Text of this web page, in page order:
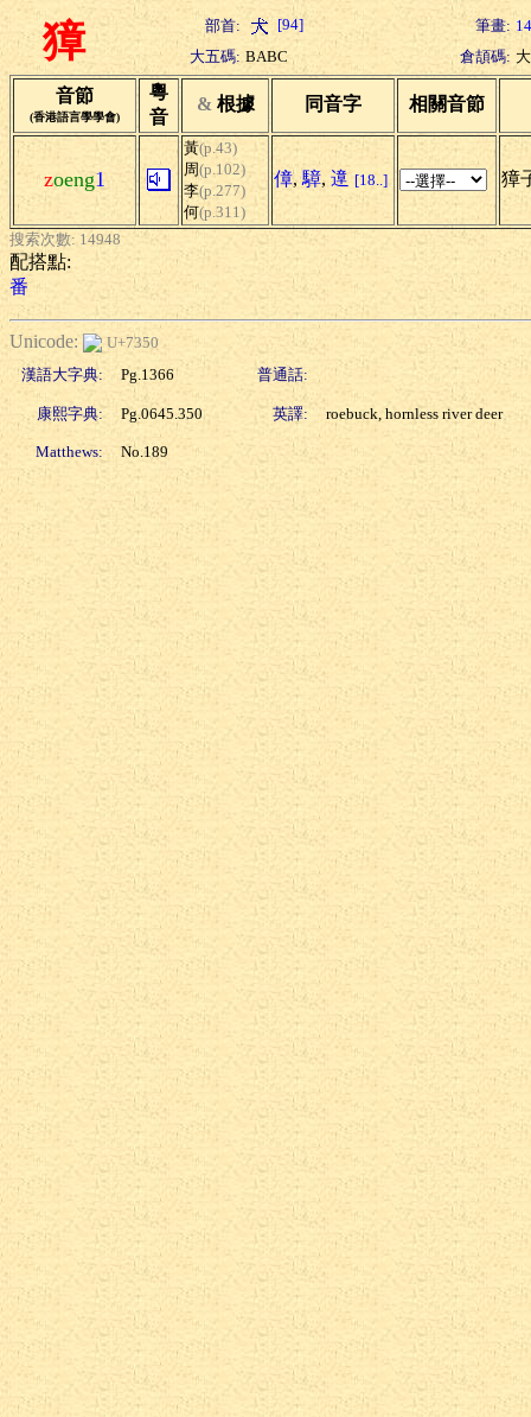
獐 部首: [94] 筆畫: 14
大五碼: BABC 倉頡碼:
音節
(香港語言學學會)
粵
音
& 根據 同音字 相關音節
zoeng1
黃(p.43)
周(p.102)
李(p.277)
何(p.311)
傽, 騿, 遧 [18..] 獐
搜索次數: 14948
配搭點:
番
Unicode:
U+7350
漢語大字典:
Pg.1366 普通話:
康熙字典: Pg.0645.350 英譯: roebuck, hornless river deer
Matthews: No.189